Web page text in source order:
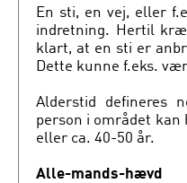
En sti, en vej, eller
indretning. Hertil
klart, at en sti er
Dette kunne f.eks.
Alderstid defineres
person i området kan
eller ca. 40-50 år.
Alle-mands-hævd